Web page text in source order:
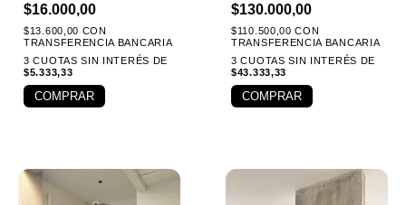
$16.000,00
$13.600,00 CON
TRANSFERENCIA BANCARIA
3 CUOTAS SIN INTERÉS DE
$5.333,33
COMPRAR
$130.000,00
$110.500,00 CON
TRANSFERENCIA BANCARIA
3 CUOTAS SIN INTERÉS DE
$43.333,33
COMPRAR